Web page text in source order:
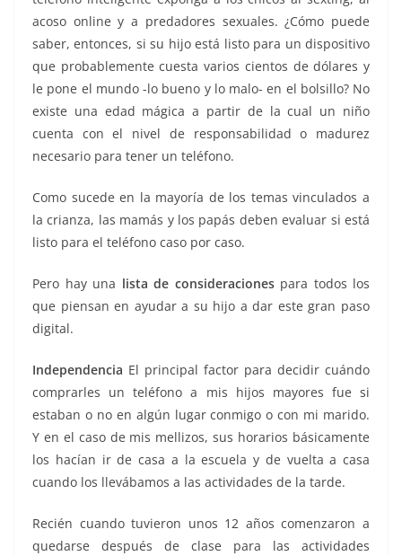
acoso online y a predadores sexuales. ¿Cómo puede
saber, entonces, si su hijo está listo para un dispositivo
que probablemente cuesta varios cientos de dólares y
le pone el mundo -lo bueno y lo malo- en el bolsillo? No
existe una edad mágica a partir de la cual un niño
cuenta con el nivel de responsabilidad o madurez
necesario para tener un teléfono.
Como sucede en la mayoría de los temas vinculados a
la crianza, las mamás y los papás deben evaluar si está
listo para el teléfono caso por caso.
Pero hay una lista de consideracionespara todos los
que piensan en ayudar a su hijo a dar este gran paso
digital.
Independencia El principal factor para decidir cuándo
comprarles un teléfono a mis hijos mayores fue si
estaban o no en algún lugar conmigo o con mi marido.
Y en el caso de mis mellizos, sus horarios básicamente
los hacían ir de casa a la escuela y de vuelta a casa
cuando los llevábamos a las actividades de la tarde.
Recién cuando tuvieron unos 12 años comenzaron a
quedarse después de clase para las actividades